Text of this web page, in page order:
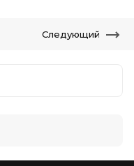
Следующий